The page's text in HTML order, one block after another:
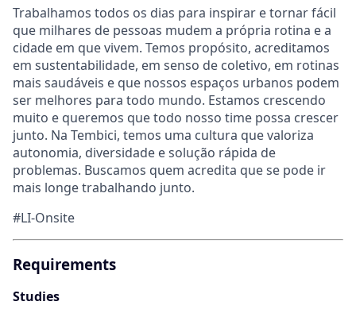
Trabalhamos todos os dias para inspirar e tornar fácil
que milhares de pessoas mudem a própria rotina e a
cidade em que vivem. Temos propósito, acreditamos
em sustentabilidade, em senso de coletivo, em rotinas
mais saudáveis e que nossos espaços urbanos podem
ser melhores para todo mundo. Estamos crescendo
muito e queremos que todo nosso time possa crescer
junto. Na Tembici, temos uma cultura que valoriza
autonomia, diversidade e solução rápida de
problemas. Buscamos quem acredita que se pode ir
mais longe trabalhando junto.
#LI-Onsite
Requirements
Studies